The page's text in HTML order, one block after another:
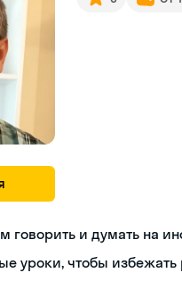
говорить и думать на
уроки, чтобы избежать